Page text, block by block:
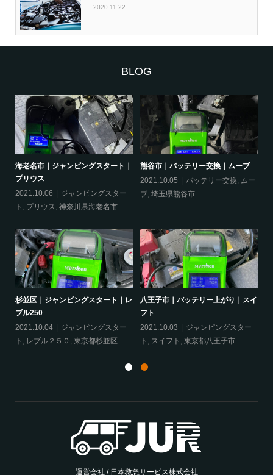
2020.11.22
BLOG
海老名市｜ジャンピングスタート｜
プリウス
2021.10.06
ジャンピングスター
ト , プリウス, 神奈川県海老名市
熊谷市｜バッテリー交換｜ムーブ
2021.10.05
バッテリー交換, ムー
ブ, 埼玉県熊谷市
杉並区｜ジャンピングスタート｜レ
ブル250
2021.10.04
ジャンピングスター
ト
レブル２５０ 東京都杉並区
八王子市｜バッテリー上がり｜スイ
フト
2021.10.03
ジャンピングスター
ト
スイフト 東京都八王子市
運営会社 / 日本救急サービス株式会社